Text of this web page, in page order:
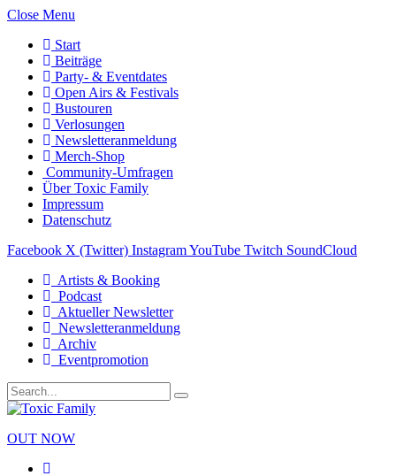
Close Menu
Start
Beiträge
Party- & Eventdates
Open Airs & Festivals
Bustouren
Verlosungen
Newsletteranmeldung
Merch-Shop
Community-Umfragen
Über Toxic Family
Impressum
Datenschutz
Facebook X (Twitter) InstagramYouTube Twitch SoundCloud
Artists & Booking
Podcast
Aktueller Newsletter
Newsletteranmeldung
Archiv
Eventpromotion
OUT NOW